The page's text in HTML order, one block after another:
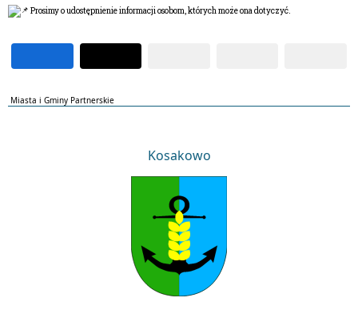
Prosimy o udostępnienie informacji osobom, których może ona dotyczyć.
Miasta i Gminy Partnerskie
Kosakowo